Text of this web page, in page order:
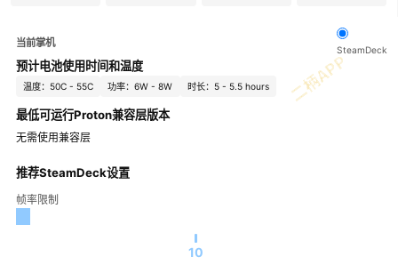
当前掌机
SteamDeck
预计电池使用时间和温度
温度：50C - 55C 功率：6W - 8W 时长：5 - 5.5 hours
最低可运行Proton兼容层版本
无需使用兼容层
推荐SteamDeck设置
帧率限制
10